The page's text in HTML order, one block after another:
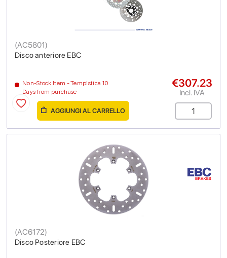
Disco anteriore EBC
(AC5801)
Non-Stock Item - Tempistica 10
Days from purchase
€307.23
Incl. IVA
AGGIUNGI AL CARRELLO
Disco Posteriore EBC
(AC6172)